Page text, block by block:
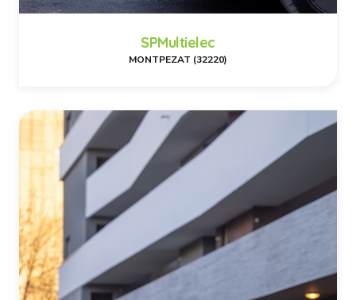
SPMultielec
MONTPEZAT (32220)